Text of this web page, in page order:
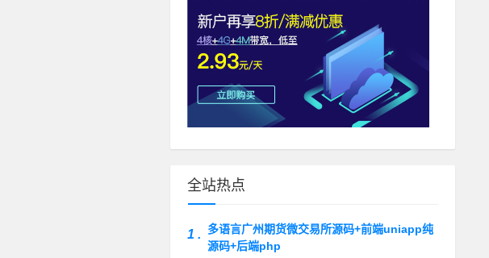
全站热点
1 .
多语言广州期货微交易所源码+前端uniapp纯
源码+后端php